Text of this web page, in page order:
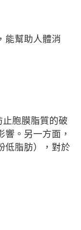
能幫助人體消
止胞膜脂質的破
。另一方面，
低脂肪），對於